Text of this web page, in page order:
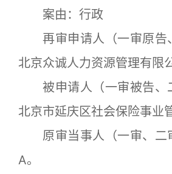
案由：行政
再审申请人（一审原告
北京众诚人力资源管理有限
被申请人（一审被告、
北京市延庆区社会保险事业
原审当事人（一审、二
A。